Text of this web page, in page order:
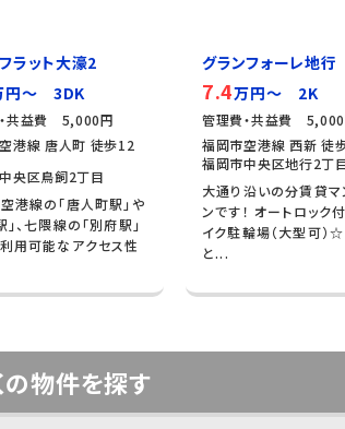
ラット大濠2
円～ 3DK
共益費 5,000円
港線 唐人町 徒歩12
央区鳥飼2丁目
港線の「唐人町駅」や
」、七隈線の「別府駅」
用可能なアクセス性
グランフォーレ地行
7.4万円～ 2K
管理費・共益費
福岡市空港線 西新 徒
福岡市中央区地行2丁
大通り沿いの分賃貸マ
ンです！ オートロック
イク駐輪場（大型可）
と...
の物件を探す